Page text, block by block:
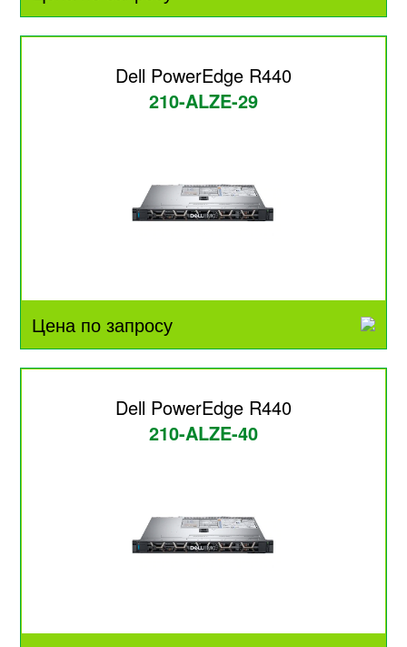
Dell PowerEdge R440
210-ALZE-29
Цена по запросу
Dell PowerEdge R440
210-ALZE-40